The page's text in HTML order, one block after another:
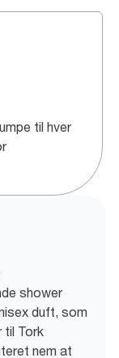
til hver
shower
duft, som
til Tork
nem at